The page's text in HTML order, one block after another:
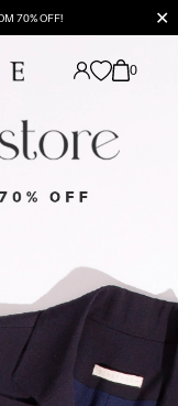
70% OFF! ✕
0